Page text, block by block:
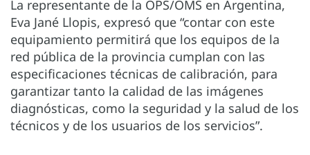
La representante de la OPS/OMS en Argentina,
Eva Jané Llopis, expresó que “contar con este
equipamiento permitirá que los equipos de la
red pública de la provincia cumplan con las
especificaciones técnicas de calibración, para
garantizar tanto la calidad de las imágenes
diagnósticas, como la seguridad y la salud de los
técnicos y de los usuarios de los servicios”.